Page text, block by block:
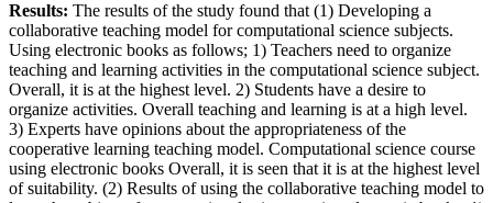
Results: The results of the study found that (1) Developing a
collaborative teaching model for computational science subjects.
Using electronic books as follows; 1) Teachers need to organize
teaching and learning activities in the computational science subject.
Overall, it is at the highest level. 2) Students have a desire to
organize activities. Overall teaching and learning is at a high level.
3) Experts have opinions about the appropriateness of the
cooperative learning teaching model. Computational science course
using electronic books Overall, it is seen that it is at the highest level
of suitability. (2) Results of using the collaborative teaching model to